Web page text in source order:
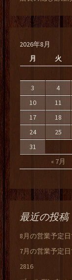
2026年8月
月
火
« 7月
3
4
10
11
17
18
24
25
31
最近の投稿
8月の営業予定
7月の営業予定
2816